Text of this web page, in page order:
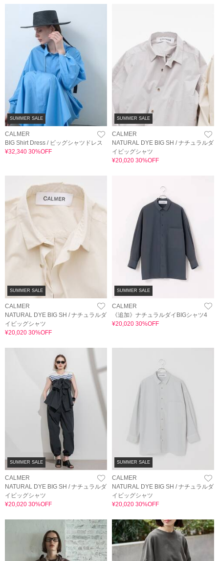
SUMMER SALE
CALMER
BIG Shirt Dress / ビッグシャツドレス
¥32,340 30%OFF
SUMMER SALE
CALMER
NATURAL DYE BIG SH / ナチュラルダ
イビッグシャツ
¥20,020 30%OFF
SUMMER SALE
CALMER
NATURAL DYE BIG SH / ナチュラルダ
イビッグシャツ
¥20,020 30%OFF
SUMMER SALE
CALMER
《追加》ナチュラルダイBIGシャツ4
¥20,020 30%OFF
SUMMER SALE
CALMER
NATURAL DYE BIG SH / ナチュラルダ
イビッグシャツ
¥20,020 30%OFF
SUMMER SALE
CALMER
NATURAL DYE BIG SH / ナチュラルダ
イビッグシャツ
¥20,020 30%OFF